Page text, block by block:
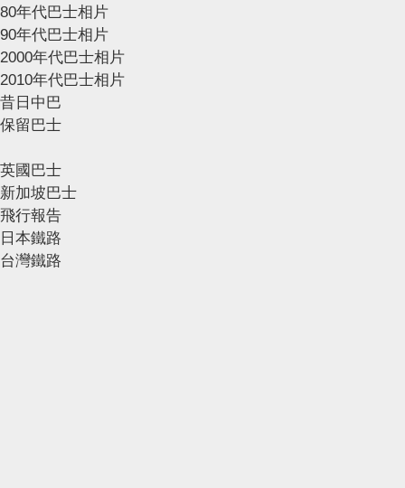
80年代巴士相片
90年代巴士相片
2000年代巴士相片
2010年代巴士相片
昔日中巴
保留巴士
英國巴士
新加坡巴士
飛行報告
日本鐵路
台灣鐵路